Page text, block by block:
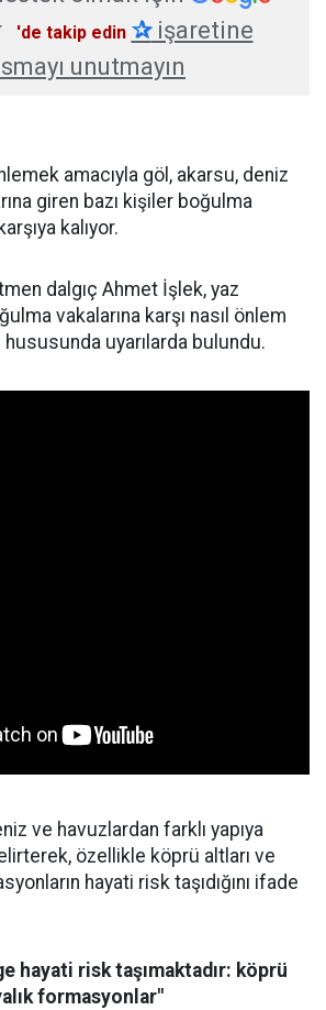
'de takip edin ✰işaretine
unutmayın
amacıyla göl, akarsu, deniz
giren bazı kişiler boğulma
kalıyor.
dalgıç Ahmet İşlek, yaz
vakalarına karşı nasıl önlem
hususunda uyarılarda bulundu.
ve havuzlardan farklı yapıya
özellikle köprü altları ve
hayati risk taşıdığını ifade
hayati risk taşımaktadır: köprü
formasyonlar"